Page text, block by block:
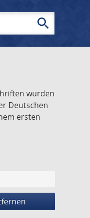
search
wurden
Deutschen
ersten